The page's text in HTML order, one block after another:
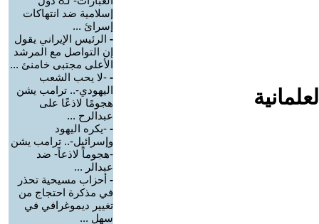
إسلامية ضد انتهاكات
إسرائ ...
- الرئيس الإيراني يقول
إن التواصل مع المرشد
الأعلى مجتبى خامنئ ...
- -لا يحب الشعب
اليهودي-.. ترامب يشن
هجومًا لاذعًا على
عبدالرح ...
- -يكره اليهود
وإسرائيل-.. ترامب يشن
-هجوماً لاذعاً- ضد
عبدالر ...
- أحزاب مسيحية تحذر
في مذكرة احتجاج من
تغيير ديموغرافي في
سهل ...